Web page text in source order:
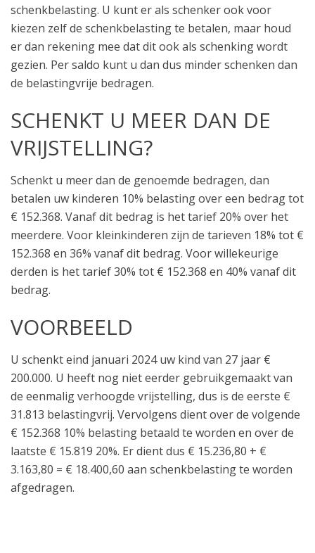
schenkbelasting. U kunt er als schenker ook voor
kiezen zelf de schenkbelasting te betalen, maar houd
er dan rekening mee dat dit ook als schenking wordt
gezien. Per saldo kunt u dan dus minder schenken dan
de belastingvrije bedragen.
SCHENKT U MEER DAN DE
VRIJSTELLING?
Schenkt u meer dan de genoemde bedragen, dan
betalen uw kinderen 10% belasting over een bedrag tot
€ 152.368. Vanaf dit bedrag is het tarief 20% over het
meerdere. Voor kleinkinderen zijn de tarieven 18% tot €
152.368 en 36% vanaf dit bedrag. Voor willekeurige
derden is het tarief 30% tot € 152.368 en 40% vanaf dit
bedrag.
VOORBEELD
U schenkt eind januari 2024 uw kind van 27 jaar €
200.000. U heeft nog niet eerder gebruikgemaakt van
de eenmalig verhoogde vrijstelling, dus is de eerste €
31.813 belastingvrij. Vervolgens dient over de volgende
€ 152.368 10% belasting betaald te worden en over de
laatste € 15.819 20%. Er dient dus € 15.236,80 + €
3.163,80 = € 18.400,60 aan schenkbelasting te worden
afgedragen.